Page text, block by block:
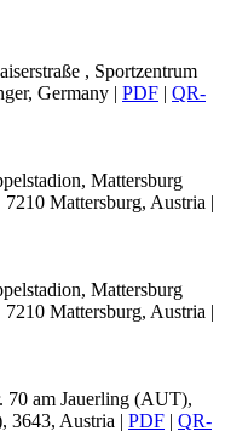
, Sportzentrum
Germany | PDF | QR-
Mattersburg
Mattersburg, Austria |
Mattersburg
Mattersburg, Austria |
70 am Jauerling (AUT),
3643, Austria | PDF | QR-